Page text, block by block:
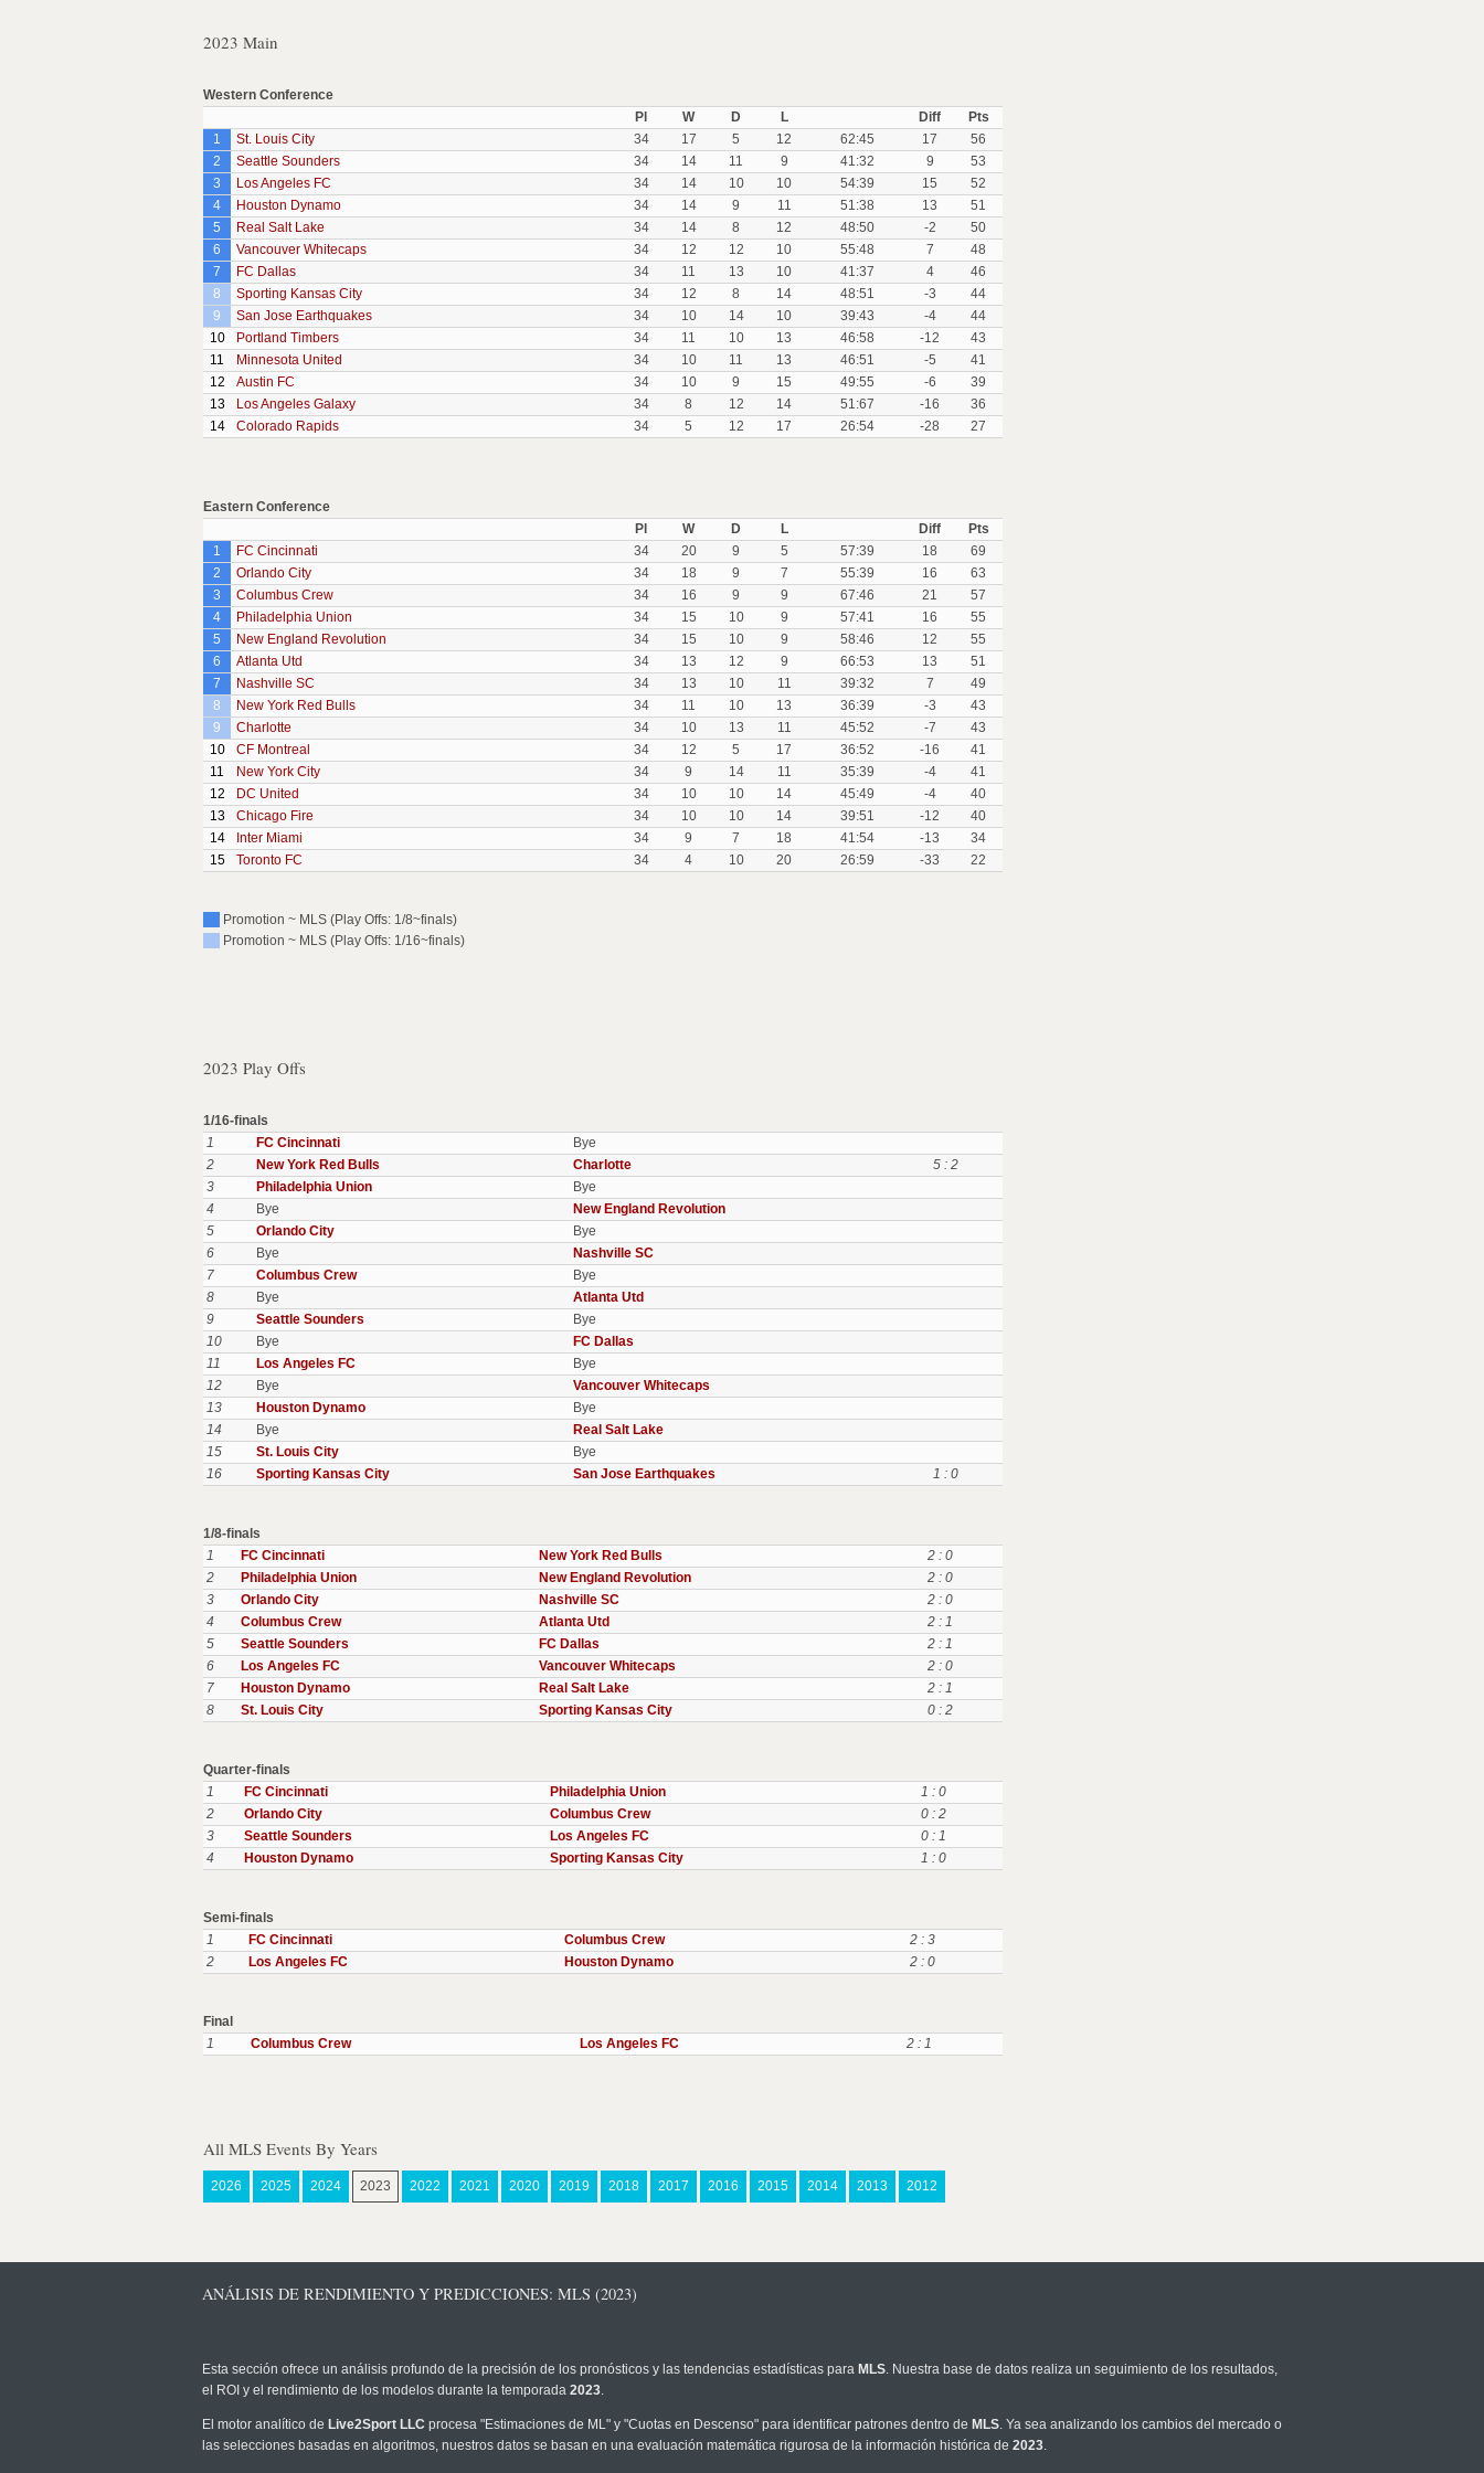
2023 Main
Western Conference
Pl
W D L Diff
Pts
1
St. Louis City 34 17 5 12 62:45 17
56
2
Seattle Sounders 34 14 11 9 41:32 9
53
3
Los Angeles FC 34 14 10 10 54:39 15
52
4
Houston Dynamo 34 14 9 11 51:38 13
51
5
Real Salt Lake 34 14 8 12 48:50 -2
50
6
Vancouver Whitecaps 34 12 12 10 55:48 7
48
7
FC Dallas 34 11 13 10 41:37 4
46
8
Sporting Kansas City 34 12 8 14 48:51 -3
44
9
San Jose Earthquakes 34 10 14 10 39:43 -4
44
10
Portland Timbers 34 11 10 13 46:58 -12
43
11
Minnesota United 34 10 11 13 46:51 -5
41
12
Austin FC 34 10 9 15 49:55 -6
39
13
Los Angeles Galaxy 34 8 12 14 51:67 -16
36
14
Colorado Rapids 34 5 12 17 26:54 -28 27
Eastern Conference
Pl
W D L Diff
Pts
1
FC Cincinnati 34 20 9 5 57:39 18
69
2
Orlando City 34 18 9 7 55:39 16
63
3
Columbus Crew 34 16 9 9 67:46 21
57
4
Philadelphia Union 34 15 10 9 57:41 16
55
5
New England Revolution 34 15 10 9 58:46 12
55
6
Atlanta Utd 34 13 12 9 66:53 13
51
7
Nashville SC 34 13 10 11 39:32 7
49
8
New York Red Bulls 34 11 10 13 36:39 -3
43
9
Charlotte 34 10 13 11 45:52 -7
43
10
CF Montreal 34 12 5 17 36:52 -16
41
11
New York City 34 9 14 11 35:39 -4
41
12
DC United 34 10 10 14 45:49 -4
40
13
Chicago Fire 34 10 10 14 39:51 -12
40
14
Inter Miami 34 9 7 18 41:54 -13
34
15
Toronto FC 34 4 10 20 26:59 -33 22
Promotion ~ MLS (Play Offs: 1/8~finals)
Promotion ~ MLS (Play Offs: 1/16~finals)
2023 Play Offs
1/16-finals
1
FC Cincinnati
Bye
2
New York Red Bulls Charlotte
5 : 2
3
Philadelphia Union
Bye
4
Bye
New England Revolution
5
Orlando City
Bye
6
Bye
Nashville SC
7
Columbus Crew
Bye
8
Bye
Atlanta Utd
9
Seattle Sounders
Bye
10
Bye
FC Dallas
11
Los Angeles FC
Bye
12
Bye
Vancouver Whitecaps
13
Houston Dynamo
Bye
14
Bye
Real Salt Lake
15
St. Louis City
Bye
16
Sporting Kansas City San Jose Earthquakes 1 : 0
1/8-finals
1
FC Cincinnati New York Red Bulls
2 : 0
2
Philadelphia Union New England Revolution
2 : 0
3
Orlando City Nashville SC
2 : 0
4
Columbus Crew Atlanta Utd
2 : 1
5
Seattle Sounders FC Dallas
2 : 1
6
Los Angeles FC Vancouver Whitecaps
2 : 0
7
Houston Dynamo Real Salt Lake
2 : 1
8
St. Louis City Sporting Kansas City 0 : 2
Quarter-finals
1
FC Cincinnati Philadelphia Union
1 : 0
2
Orlando City Columbus Crew
0 : 2
3
Seattle Sounders Los Angeles FC
0 : 1
4
Houston Dynamo Sporting Kansas City 1 : 0
Semi-finals
1
FC Cincinnati Columbus Crew
2 : 3
2
Los Angeles FC Houston Dynamo 2 : 0
Final
1
Columbus Crew Los Angeles FC 2 : 1
All MLS Events By Years
2026 2025 2024 2023 2022 2021 2020 2019 2018 2017 2016 2015 2014 2013 2012
ANÁLISIS DE RENDIMIENTO Y PREDICCIONES: MLS (2023)
Esta sección ofrece un análisis profundo de la precisión de los pronósticos y las tendencias estadísticas para MLS. Nuestra base de datos realiza un seguimiento de los resultados,
el ROI y el rendimiento de los modelos durante la temporada 2023.
El motor analítico de Live2Sport LLC procesa "Estimaciones de ML" y "Cuotas en Descenso" para identificar patrones dentro de MLS. Ya sea analizando los cambios del mercado o
las selecciones basadas en algoritmos, nuestros datos se basan en una evaluación matemática rigurosa de la información histórica de 2023.